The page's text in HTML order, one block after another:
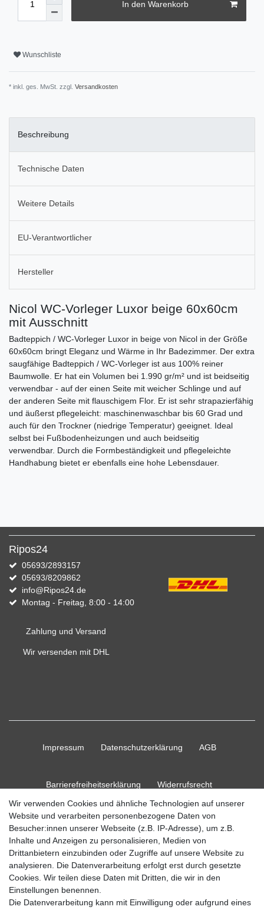
In den Warenkorb
Wunschliste
* inkl. ges. MwSt. zzgl. Versandkosten
Beschreibung
Technische Daten
Weitere Details
EU-Verantwortlicher
Hersteller
Nicol WC-Vorleger Luxor beige 60x60cm
mit Ausschnitt
Badteppich / WC-Vorleger Luxor in beige von Nicol in der Größe
60x60cm bringt Eleganz und Wärme in Ihr Badezimmer. Der extra
saugfähige Badteppich / WC-Vorleger ist aus 100% reiner
Baumwolle. Er hat ein Volumen bei 1.990 gr/m² und ist beidseitig
verwendbar - auf der einen Seite mit weicher Schlinge und auf
der anderen Seite mit flauschigem Flor. Er ist sehr strapazierfähig
und äußerst pflegeleicht: maschinenwaschbar bis 60 Grad und
auch für den Trockner (niedrige Temperatur) geeignet. Ideal
selbst bei Fußbodenheizungen und auch beidseitig
verwendbar. Durch die Formbeständigkeit und pflegeleichte
Handhabung bietet er ebenfalls eine hohe Lebensdauer.
Ripos24
05693/2893157
05693/8209862
info@Ripos24.de
Montag - Freitag, 8:00 - 14:00
Zahlung und Versand
Wir versenden mit DHL
Impressum Daten­schutz­erklärung AGB
Barrierefreiheitserklärung Widerrufs­recht
Vertrag widerrufen Kontakt
© Copyright 2026 Ripos24| Alle Rechte vorbehalten.
Wir verwenden Cookies und ähnliche Technologien auf unserer
Website und verarbeiten personenbezogene Daten von
Besucher:innen unserer Webseite (z.B. IP-Adresse), um z.B.
Inhalte und Anzeigen zu personalisieren, Medien von
Drittanbietern einzubinden oder Zugriffe auf unsere Website zu
analysieren. Die Datenverarbeitung erfolgt erst durch gesetzte
Cookies. Wir teilen diese Daten mit Dritten, die wir in den
Einstellungen benennen.
Die Datenverarbeitung kann mit Einwilligung oder aufgrund eines